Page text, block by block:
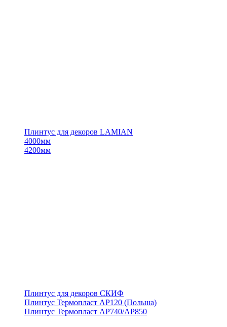
Плинтус для декоров LAMIAN
4000мм
4200мм
Плинтус для декоров СКИФ
Плинтус Термопласт АР120 (Польша)
Плинтус Термопласт АР740/АР850